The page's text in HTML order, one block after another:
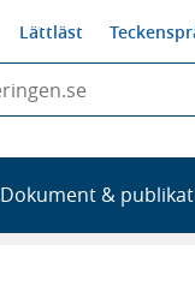
Lättläst
Dokument &